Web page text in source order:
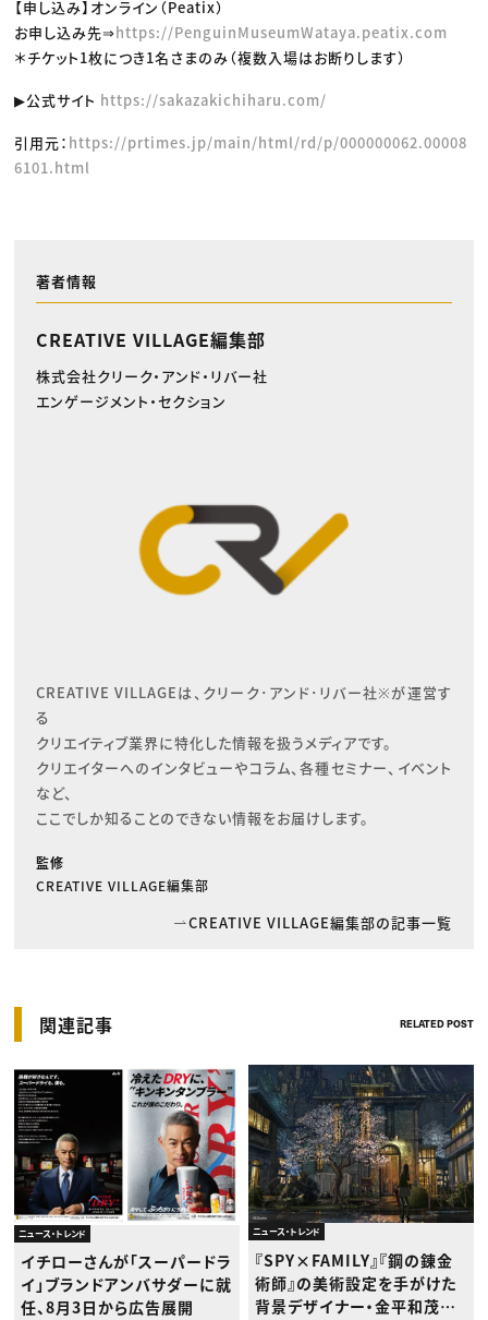
【申し込み】オンライン（Peatix）
お申し込み先⇒https://PenguinMuseumWataya.peatix.com
＊チケット1枚につき1名さまのみ（複数入場はお断りします）
▶公式サイト https://sakazakichiharu.com/
引用元： https://prtimes.jp/main/html/rd/p/000000062.00008
6101.html
著者情報
CREATIVE VILLAGE編集部
株式会社クリーク・アンド・リバー社
エンゲージメント・セクション
CREATIVE VILLAGEは、クリーク･アンド･リバー社※が運営す
る
クリエイティブ業界に特化した情報を扱うメディアです。
クリエイターへのインタビューやコラム、各種セミナー、イベント
など、
ここでしか知ることのできない情報をお届けします。
監修
CREATIVE VILLAGE編集部
CREATIVE VILLAGE編集部の記事一覧
関連記事 RELATED POST
ニュース・トレンド
イチローさんが「スーパードラ
イ」ブランドアンバサダーに就
任、8月3日から広告展開
ニュース・トレンド
『SPY×FAMILY』『鋼の錬金
術師』の美術設定を手がけた
背景デザイナー・金平和茂氏